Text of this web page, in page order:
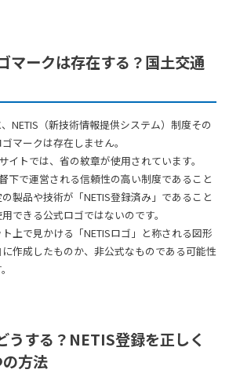
マークは存在する？国土交通
NETIS（新技術情報提供システム）制度その
マークは存在しません。
イトでは、省の紋章が使用されています。
下で運営される信頼性の高い制度であること
製品や技術が「NETIS登録済み」であること
できる公式ロゴではないのです。
上で見かける「NETISロゴ」と称される図形
作成したものか、非公式なものである可能性
うする？NETIS登録を正しく
方法